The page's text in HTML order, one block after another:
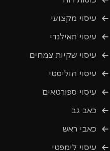
עיסוי מקצועי
עיסוי תאילנדי
עיסוי שקיות צמחים
עיסוי הוליסטי
עיסוי ספורטאים
כאב גב
כאבי ראש
עיסוי לימפטי